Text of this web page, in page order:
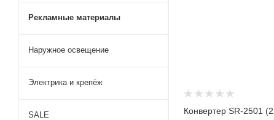
Конвертер SR-2501
Рекламные материалы
Наружное освещение
Электрика и крепёж
SALE